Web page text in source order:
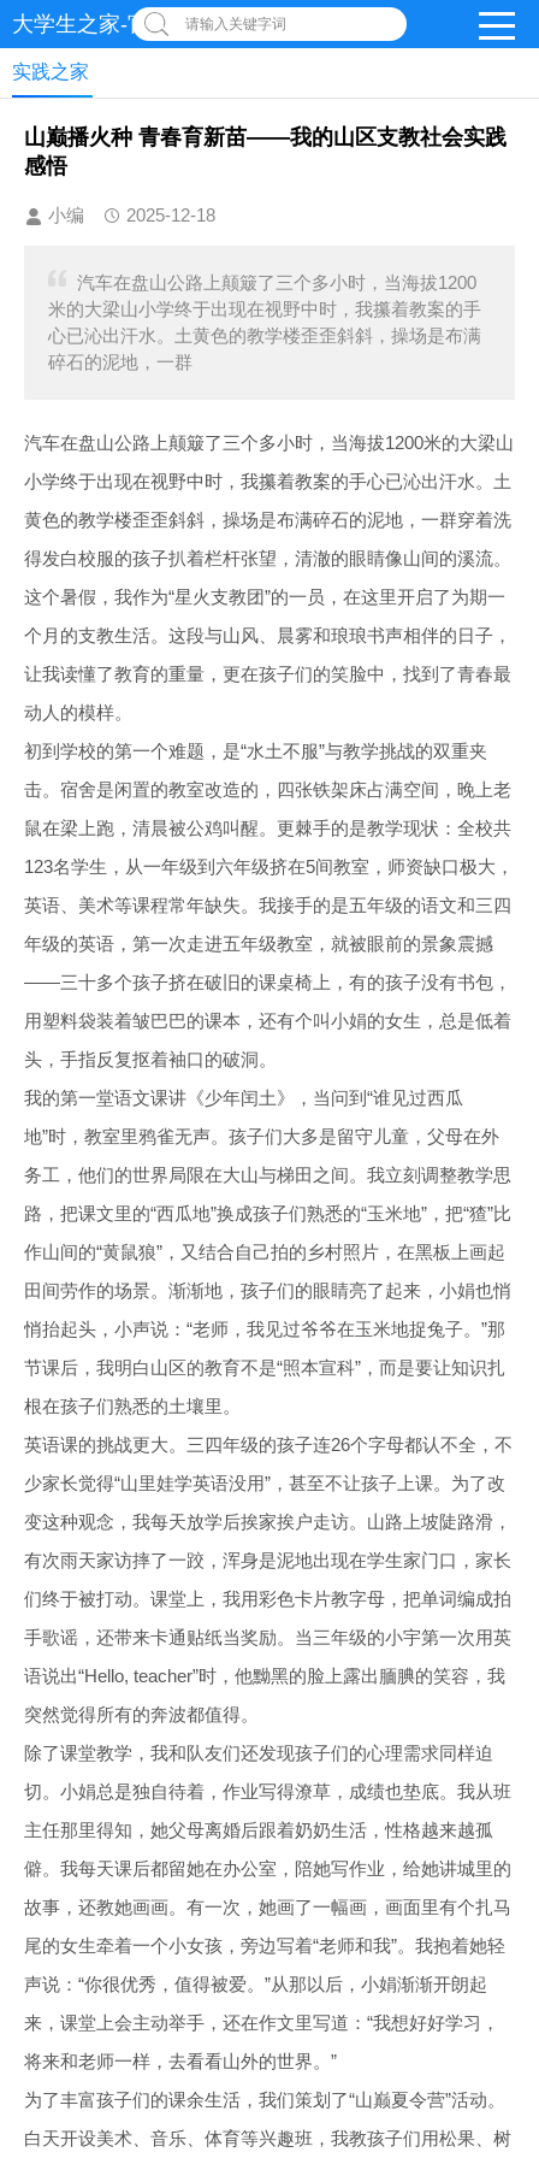
大学生之家-官网 请输入关键字词
实践之家
山巅播火种 青春育新苗——我的山区支教社会实践
感悟
小编 2025-12-18
汽车在盘山公路上颠簸了三个多小时，当海拔1200
米的大梁山小学终于出现在视野中时，我攥着教案的手
心已沁出汗水。土黄色的教学楼歪歪斜斜，操场是布满
碎石的泥地，一群
汽车在盘山公路上颠簸了三个多小时，当海拔1200米的大梁山
小学终于出现在视野中时，我攥着教案的手心已沁出汗水。土
黄色的教学楼歪歪斜斜，操场是布满碎石的泥地，一群穿着洗
得发白校服的孩子扒着栏杆张望，清澈的眼睛像山间的溪流。
这个暑假，我作为“星火支教团”的一员，在这里开启了为期一
个月的支教生活。这段与山风、晨雾和琅琅书声相伴的日子，
让我读懂了教育的重量，更在孩子们的笑脸中，找到了青春最
动人的模样。
初到学校的第一个难题，是“水土不服”与教学挑战的双重夹
击。宿舍是闲置的教室改造的，四张铁架床占满空间，晚上老
鼠在梁上跑，清晨被公鸡叫醒。更棘手的是教学现状：全校共
123名学生，从一年级到六年级挤在5间教室，师资缺口极大，
英语、美术等课程常年缺失。我接手的是五年级的语文和三四
年级的英语，第一次走进五年级教室，就被眼前的景象震撼
——三十多个孩子挤在破旧的课桌椅上，有的孩子没有书包，
用塑料袋装着皱巴巴的课本，还有个叫小娟的女生，总是低着
头，手指反复抠着袖口的破洞。
我的第一堂语文课讲《少年闰土》，当问到“谁见过西瓜
地”时，教室里鸦雀无声。孩子们大多是留守儿童，父母在外
务工，他们的世界局限在大山与梯田之间。我立刻调整教学思
路，把课文里的“西瓜地”换成孩子们熟悉的“玉米地”，把“猹”比
作山间的“黄鼠狼”，又结合自己拍的乡村照片，在黑板上画起
田间劳作的场景。渐渐地，孩子们的眼睛亮了起来，小娟也悄
悄抬起头，小声说：“老师，我见过爷爷在玉米地捉兔子。”那
节课后，我明白山区的教育不是“照本宣科”，而是要让知识扎
根在孩子们熟悉的土壤里。
英语课的挑战更大。三四年级的孩子连26个字母都认不全，不
少家长觉得“山里娃学英语没用”，甚至不让孩子上课。为了改
变这种观念，我每天放学后挨家挨户走访。山路上坡陡路滑，
有次雨天家访摔了一跤，浑身是泥地出现在学生家门口，家长
们终于被打动。课堂上，我用彩色卡片教字母，把单词编成拍
手歌谣，还带来卡通贴纸当奖励。当三年级的小宇第一次用英
语说出“Hello, teacher”时，他黝黑的脸上露出腼腆的笑容，我
突然觉得所有的奔波都值得。
除了课堂教学，我和队友们还发现孩子们的心理需求同样迫
切。小娟总是独自待着，作业写得潦草，成绩也垫底。我从班
主任那里得知，她父母离婚后跟着奶奶生活，性格越来越孤
僻。我每天课后都留她在办公室，陪她写作业，给她讲城里的
故事，还教她画画。有一次，她画了一幅画，画面里有个扎马
尾的女生牵着一个小女孩，旁边写着“老师和我”。我抱着她轻
声说：“你很优秀，值得被爱。”从那以后，小娟渐渐开朗起
来，课堂上会主动举手，还在作文里写道：“我想好好学习，
将来和老师一样，去看看山外的世界。”
为了丰富孩子们的课余生活，我们策划了“山巅夏令营”活动。
白天开设美术、音乐、体育等兴趣班，我教孩子们用松果、树